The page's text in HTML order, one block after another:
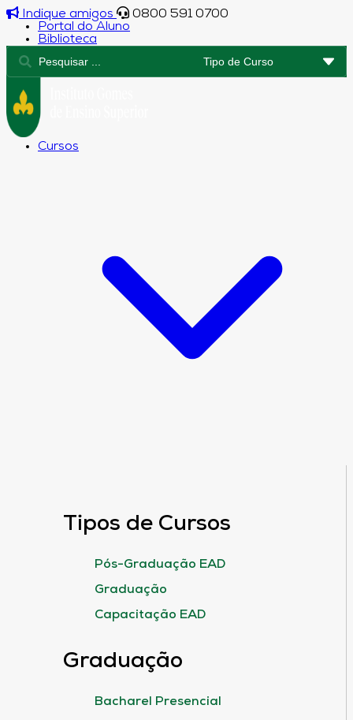
Indique amigos
0800 591 0700
Portal do Aluno
Biblioteca
Cursos
Tipos de Cursos
Pós-Graduação EAD
Graduação
Capacitação EAD
Graduação
Bacharel Presencial